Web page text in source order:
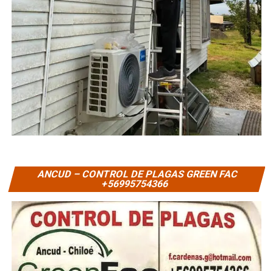
ANCUD – CONTROL DE PLAGAS GREEN FAC
+56995754366